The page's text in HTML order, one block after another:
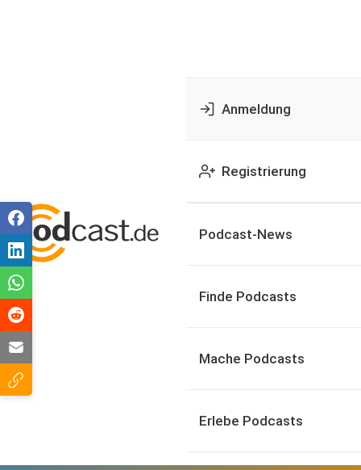
Anmeldung
Registrierung
Podcast-News
Finde Podcasts
Mache Podcasts
Erlebe Podcasts